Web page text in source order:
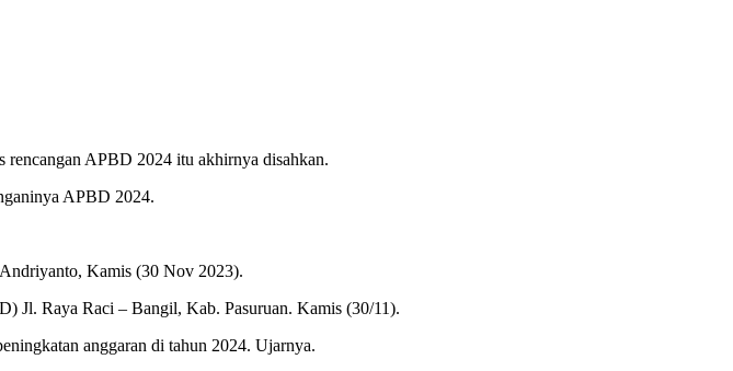
rencangan APBD 2024 itu akhirnya disahkan.
APBD 2024.
Kamis (30 Nov 2023).
Jl. Raya Raci – Bangil, Kab. Pasuruan. Kamis (30/11).
anggaran di tahun 2024. Ujarnya.